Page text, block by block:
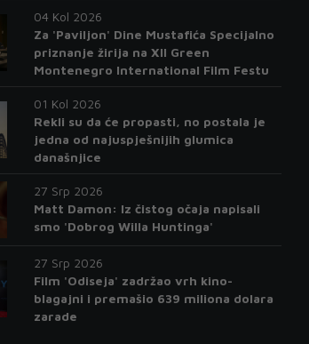
04 Kol 2026
Za 'Paviljon' Dine Mustafića Specijalno
priznanje žirija na XII Green
Montenegro International Film Festu
01 Kol 2026
Rekli su da će propasti, no postala je
jedna od najuspješnijih glumica
današnjice
27 Srp 2026
Matt Damon: Iz čistog očaja napisali
smo 'Dobrog Willa Huntinga'
27 Srp 2026
Film 'Odiseja' zadržao vrh kino-
blagajni i premašio 639 miliona dolara
zarade